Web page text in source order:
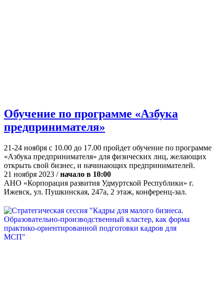
Обучение по программе «Азбука
предпринимателя»
21-24 ноября с 10.00 до 17.00 пройдет обучение по программе
«Азбука предпринимателя» для физических лиц, желающих
открыть свой бизнес, и начинающих предпринимателей.
21 ноября 2023 /начало в 10:00
АНО «Корпорация развития Удмуртской Республики» г.
Ижевск, ул. Пушкинская, 247а, 2 этаж, конференц-зал.